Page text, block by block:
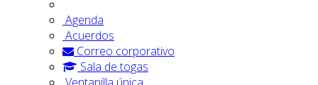
Agenda
Acuerdos
Correo corporativo
Sala de togas